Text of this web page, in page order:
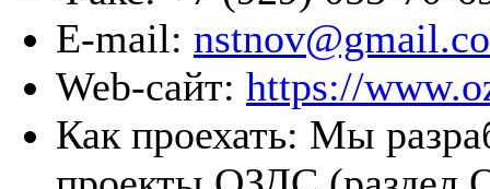
E-mail:
Web-сайт: https://
Как проехать: Мы